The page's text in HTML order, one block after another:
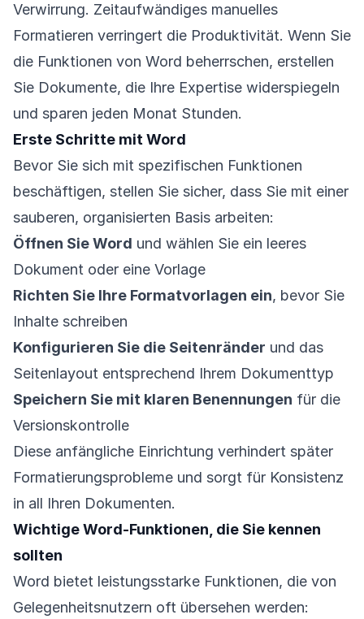
Verwirrung. Zeitaufwändiges manuelles
Formatieren verringert die Produktivität. Wenn Sie
die Funktionen von Word beherrschen, erstellen
Sie Dokumente, die Ihre Expertise widerspiegeln
und sparen jeden Monat Stunden.
Erste Schritte mit Word
Bevor Sie sich mit spezifischen Funktionen
beschäftigen, stellen Sie sicher, dass Sie mit einer
sauberen, organisierten Basis arbeiten:
Öffnen Sie Word und wählen Sie ein leeres
Dokument oder eine Vorlage
Richten Sie Ihre Formatvorlagen ein, bevor Sie
Inhalte schreiben
Konfigurieren Sie die Seitenränder und das
Seitenlayout entsprechend Ihrem Dokumenttyp
Speichern Sie mit klaren Benennungen für die
Versionskontrolle
Diese anfängliche Einrichtung verhindert später
Formatierungsprobleme und sorgt für Konsistenz
in all Ihren Dokumenten.
Wichtige Word-Funktionen, die Sie kennen
sollten
Word bietet leistungsstarke Funktionen, die von
Gelegenheitsnutzern oft übersehen werden: